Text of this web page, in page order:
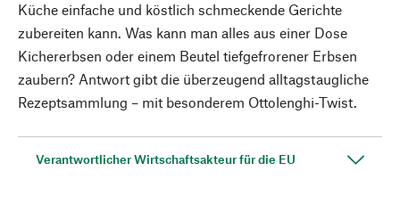
Küche einfache und köstlich schmeckende Gerichte
zubereiten kann. Was kann man alles aus einer Dose
Kichererbsen oder einem Beutel tiefgefrorener Erbsen
zaubern? Antwort gibt die überzeugend alltagstaugliche
Rezeptsammlung – mit besonderem Ottolenghi-Twist.
Verantwortlicher Wirtschaftsakteur für die EU